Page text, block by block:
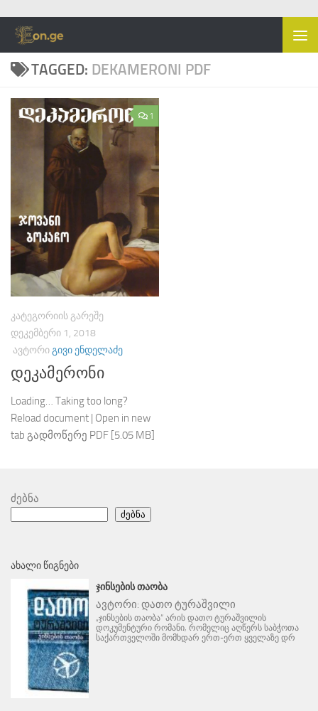
Skip to content
TAGGED: DEKAMERONI PDF
1
ᲙᲐᲢᲔᲒᲝᲠᲘᲘᲡ ᲒᲐᲠᲔᲨᲔ
ᲓᲔᲙᲔᲛᲑᲔᲠᲘ 1, 2018
ᲐᲕᲢᲝᲠᲘᲒᲘᲕᲘ ᲔᲜᲓᲔᲚᲐᲫᲔ
დეკამერონი
Loading… Taking too long?
Reload document | Open in new
tab გადმოწერე PDF [5.05 MB]
ძებნა
ძებნა
ᲐᲮᲐᲚᲘ ᲬᲘᲒᲜᲔᲑᲘ
ᲯᲘᲜᲡᲔᲑᲘᲡ ᲗᲐᲝᲑᲐ
ავტორი: დათო ტურაშვილი
„ჯინსების თაობა“ არის დათო ტურაშვილის
დოკუმენტური რომანი, რომელიც აღწერს საბჭოთა
საქართველოში მომხდარ ერთ-ერთ ყველაზე დრ